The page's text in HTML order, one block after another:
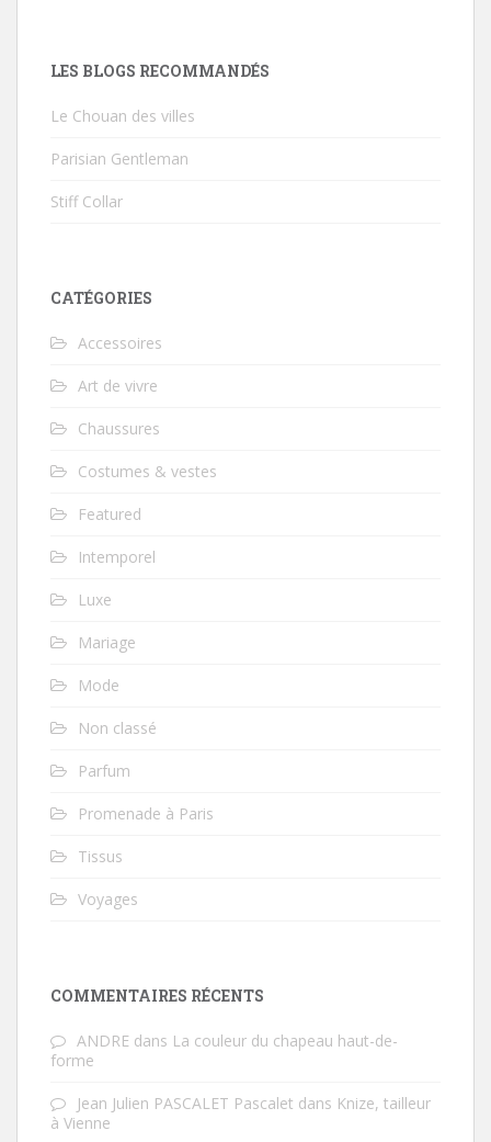
LES BLOGS RECOMMANDÉS
Le Chouan des villes
Parisian Gentleman
Stiff Collar
CATÉGORIES
Accessoires
Art de vivre
Chaussures
Costumes & vestes
Featured
Intemporel
Luxe
Mariage
Mode
Non classé
Parfum
Promenade à Paris
Tissus
Voyages
COMMENTAIRES RÉCENTS
ANDRE dans La couleur du chapeau haut-de-
forme
Jean Julien PASCALET Pascalet dans Knize, tailleur
à Vienne